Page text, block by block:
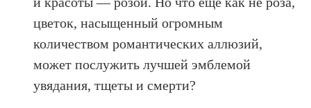
цветок, насыщенный огромным
количеством романтических аллюзий,
может послужить лучшей эмблемой
увядания, тщеты и смерти?